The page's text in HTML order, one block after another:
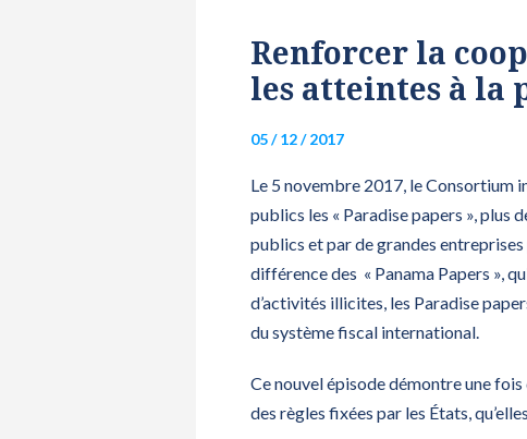
Renforcer la
les atteintes à la
05 / 12 / 2017
Le 5 novembre 2017, le Consortium
publics les « Paradise papers », plus
publics et par de grandes
différence des « Panama Papers »,
d’activités illicites, les Paradise
du système fiscal international.
Ce nouvel épisode démontre une
des règles fixées par les États,